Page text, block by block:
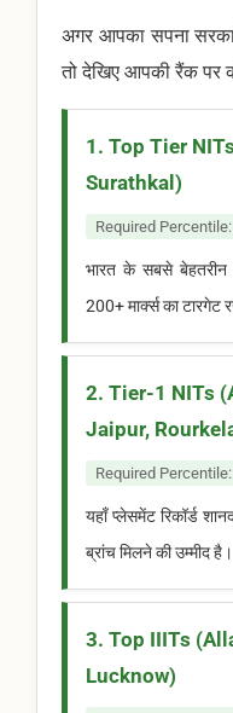
अगर आपका सपना
तो देखिए आपकी रैंक पर
1. Top Tier
Surathkal)
Required
भारत के सबसे
200+ मार्क्स का टारगेट
2. Tier-1 NITs
Jaipur,
Required
यहाँ प्लेसमेंट रिकॉर्ड
ब्रांच मिलने की उम्मीद है।
3. Top IIITs
Lucknow)